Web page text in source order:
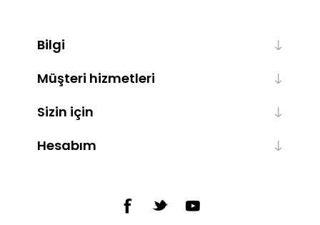
Bilgi
Müşteri hizmetleri
Sizin için
Hesabım